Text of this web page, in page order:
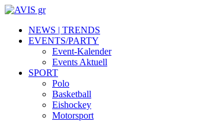
NEWS | TRENDS
EVENTS/PARTY
Event-Kalender
Events Aktuell
SPORT
Polo
Basketball
Eishockey
Motorsport